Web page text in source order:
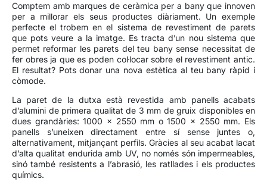
Comptem amb marques de ceràmica per a bany que innoven
per a millorar els seus productes diàriament. Un exemple
perfecte el trobem en el sistema de revestiment de parets
que pots veure a la imatge. Es tracta d’un nou sistema que
permet reformar les parets del teu bany sense necessitat de
fer obres ja que es poden col·locar sobre el revestiment antic.
El resultat? Pots donar una nova estètica al teu bany ràpid i
còmode.
La paret de la dutxa està revestida amb panells acabats
d’alumini de primera qualitat de 3 mm de gruix disponibles en
dues grandàries: 1000 x 2550 mm o 1500 x 2550 mm. Els
panells s’uneixen directament entre sí sense juntes o,
alternativament, mitjançant perfils. Gràcies al seu acabat lacat
d’alta qualitat endurida amb UV, no només són impermeables,
sinó també resistents a l’abrasió, les ratllades i els productes
químics.